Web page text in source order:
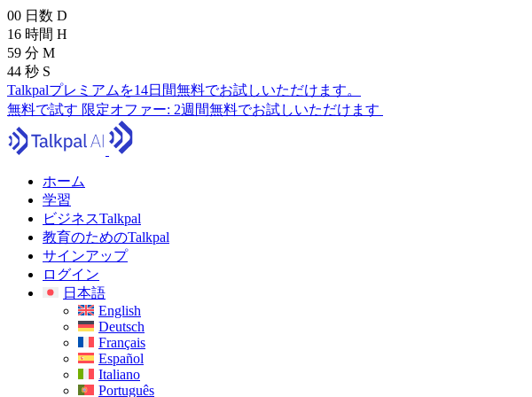
00 日数 D
16 時間 H
59 分 M
42 秒 S
Talkpalプレミアムを14日間無料でお試しいただけます。
無料で試す 限定オファー: 2週間無料でお試しいただけます
ホーム
学習
ビジネスTalkpal
教育のためのTalkpal
サインアップ
ログイン
日本語
English
Deutsch
Français
Español
Italiano
Português